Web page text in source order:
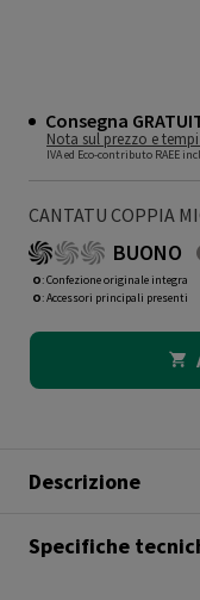
Consegna
Nota sul prezzo e
IVA ed Eco-contributo RAEE
CANTATU COPPIA
BUONO
O: Confezione originale integra
O: Accessori principali presenti
Descrizione
Specifiche